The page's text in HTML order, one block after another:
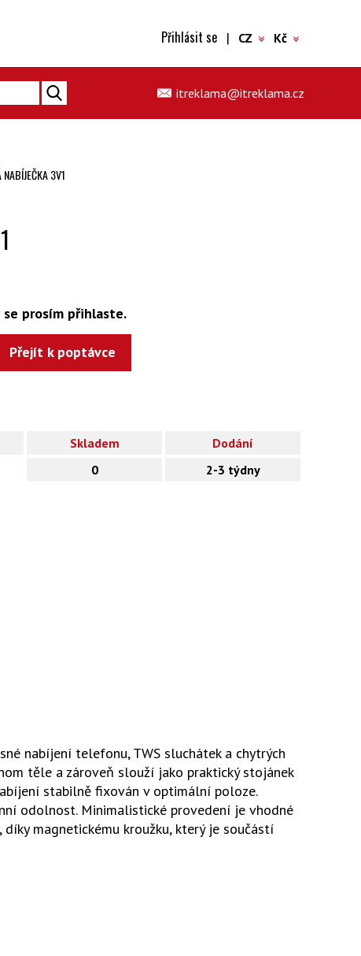
Přihlásit se | CZ Kč
itreklama@itreklama.cz
3V1
se prosím přihlaste.
Přejít k poptávce
Skladem
Dodání
0 2-3 týdny
nabíjení telefonu, TWS sluchátek a chytrých
těle a zároveň slouží jako praktický stojánek
stabilně fixován v optimální poloze.
odolnost. Minimalistické provedení je vhodné
magnetickému kroužku, který je součástí